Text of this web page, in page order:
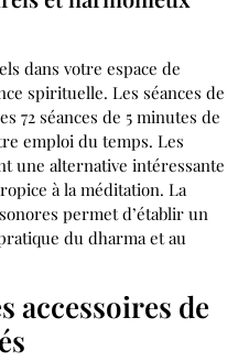
dans votre espace de
spirituelle. Les séances de
72 séances de 5 minutes de
emploi du temps. Les
une alternative intéressante
à la méditation. La
permet d’établir un
du dharma et au
accessoires de